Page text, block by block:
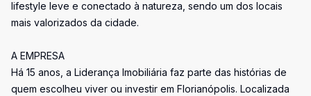
lifestyle leve e conectado à natureza, sendo um dos locais
mais valorizados da cidade.
A EMPRESA
Há 15 anos, a Liderança Imobiliária faz parte das histórias de
quem escolheu viver ou investir em Florianópolis. Localizada